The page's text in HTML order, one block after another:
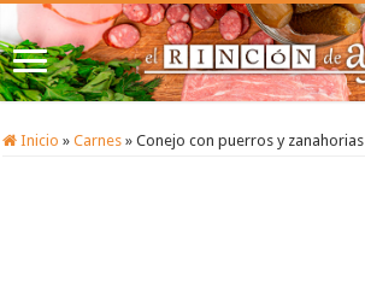
Inicio » Carnes » Conejo con puerros y zanahorias